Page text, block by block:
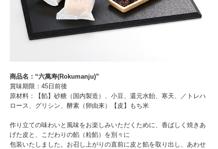
商品名：“六萬寿(Rokumanju)”
賞味期限：45日前後
原材料：【餡】砂糖（国内製造）、小豆、還元水飴、寒天、／トレハ
ロース、グリシン、酵素（卵由来）【皮】もち米
作り立ての味わいと風味をお楽しみいただくために、香ばしく焼きあ
げた皮と、こだわりの餡（粒餡）を別々に
包装いたしました。お召し上がりの直前に皮と餡を取り出し、あわせ